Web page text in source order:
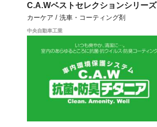
C.A.Wベストセレクションシリーズ
カーケア / 洗車・コーティング剤
中央自動車工業